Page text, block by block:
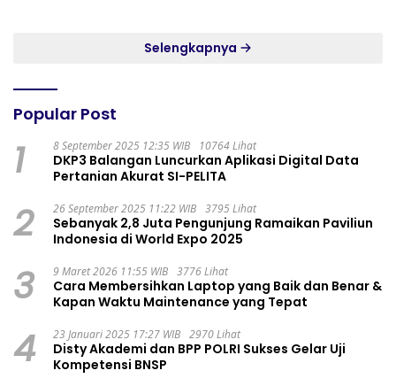
Selengkapnya
Popular Post
1 8 September 2025 12:35 WIB 10764 Lihat
DKP3 Balangan Luncurkan Aplikasi Digital Data
Pertanian Akurat SI-PELITA
2 26 September 2025 11:22 WIB 3795 Lihat
Sebanyak 2,8 Juta Pengunjung Ramaikan Paviliun
Indonesia di World Expo 2025
3 9 Maret 2026 11:55 WIB 3776 Lihat
Cara Membersihkan Laptop yang Baik dan Benar &
Kapan Waktu Maintenance yang Tepat
4 23 Januari 2025 17:27 WIB 2970 Lihat
Disty Akademi dan BPP POLRI Sukses Gelar Uji
Kompetensi BNSP